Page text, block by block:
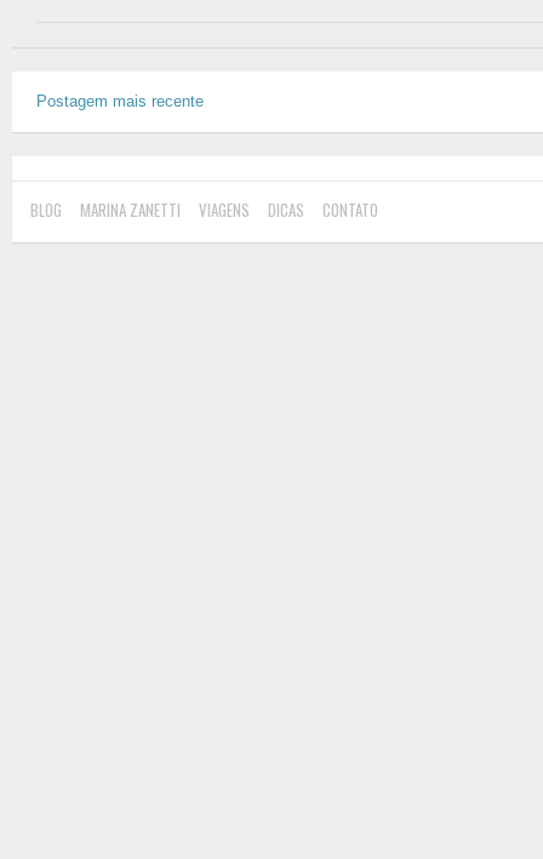
Postagem mais recente
BLOG MARINA ZANETTI VIAGENS DICAS CONTATO